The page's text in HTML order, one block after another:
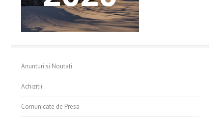
Anunturi si Noutati
Achizitii
Comunicate de Presa